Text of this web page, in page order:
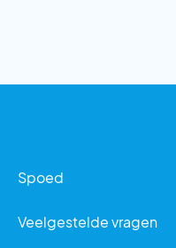
Spoed
Veelgestelde vragen